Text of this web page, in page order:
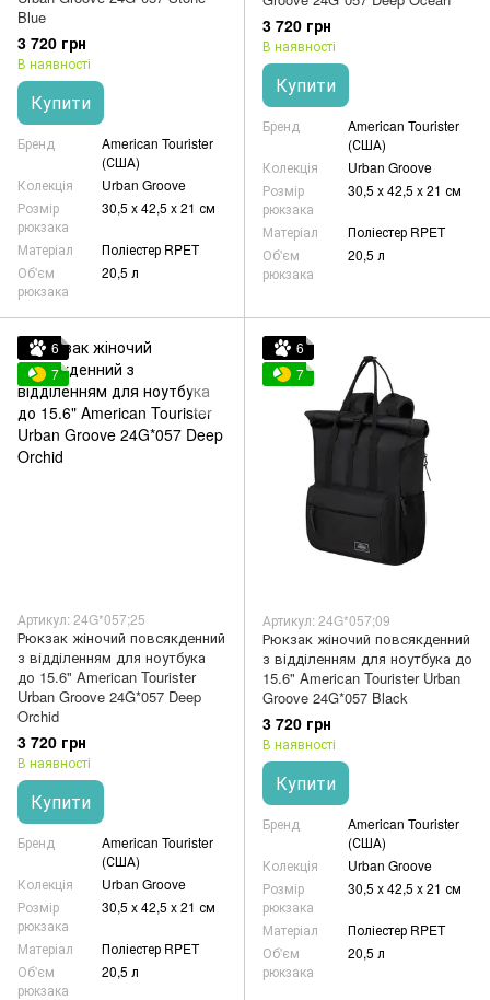
Blue
3 720 грн
В наявності
Купити
Бренд
American Tourister
(США)
Колекція
Urban Groove
Розмір
рюкзака
30,5 x 42,5 x 21 см
Матеріал
Поліестер RPET
Об'єм
рюкзака
20,5 л
3 720 грн
В наявності
Купити
Бренд
American Tourister
(США)
Колекція
Urban Groove
Розмір
рюкзака
30,5 x 42,5 x 21 см
Матеріал
Поліестер RPET
Об'єм
рюкзака
20,5 л
6
7
Артикул: 24G*057;25
Рюкзак жіночий повсякденний
з відділенням для ноутбука
до 15.6" American Tourister
Urban Groove 24G*057 Deep
Orchid
3 720 грн
В наявності
Купити
Бренд
American Tourister
(США)
Колекція
Urban Groove
Розмір
рюкзака
30,5 x 42,5 x 21 см
Матеріал
Поліестер RPET
Об'єм
рюкзака
20,5 л
6
7
Артикул: 24G*057;09
Рюкзак жіночий повсякденний
з відділенням для ноутбука до
15.6" American Tourister Urban
Groove 24G*057 Black
3 720 грн
В наявності
Купити
Бренд
American Tourister
(США)
Колекція
Urban Groove
Розмір
рюкзака
30,5 x 42,5 x 21 см
Матеріал
Поліестер RPET
Об'єм
рюкзака
20,5 л